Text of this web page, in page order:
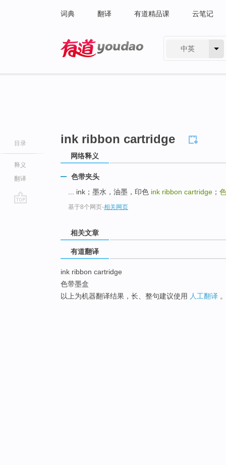
词典 翻译 有道精品课 云笔记
中英
目录
释义
翻译
ink ribbon cartridge
网络释义
色带夹头
... ink；墨水，油墨，印色 ink ribbon cartridge ；
基于8个网页-相关网页
相关文章
有道翻译
ink ribbon cartridge
色带墨盒
以上为机器翻译结果，长、整句建议使用 人工翻译